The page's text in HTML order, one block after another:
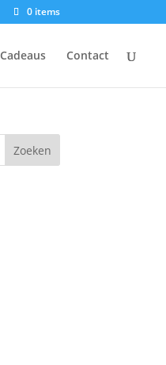
0 items
Cadeaus Contact